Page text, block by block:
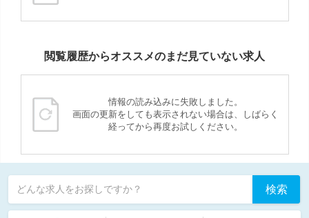
閲覧履歴からオススメのまだ見ていない求人
情報の読み込みに失敗しました。
画面の更新をしても表示されない場合は、しばらく
経ってから再度お試しください。
どんな求人をお探しですか？ 検索